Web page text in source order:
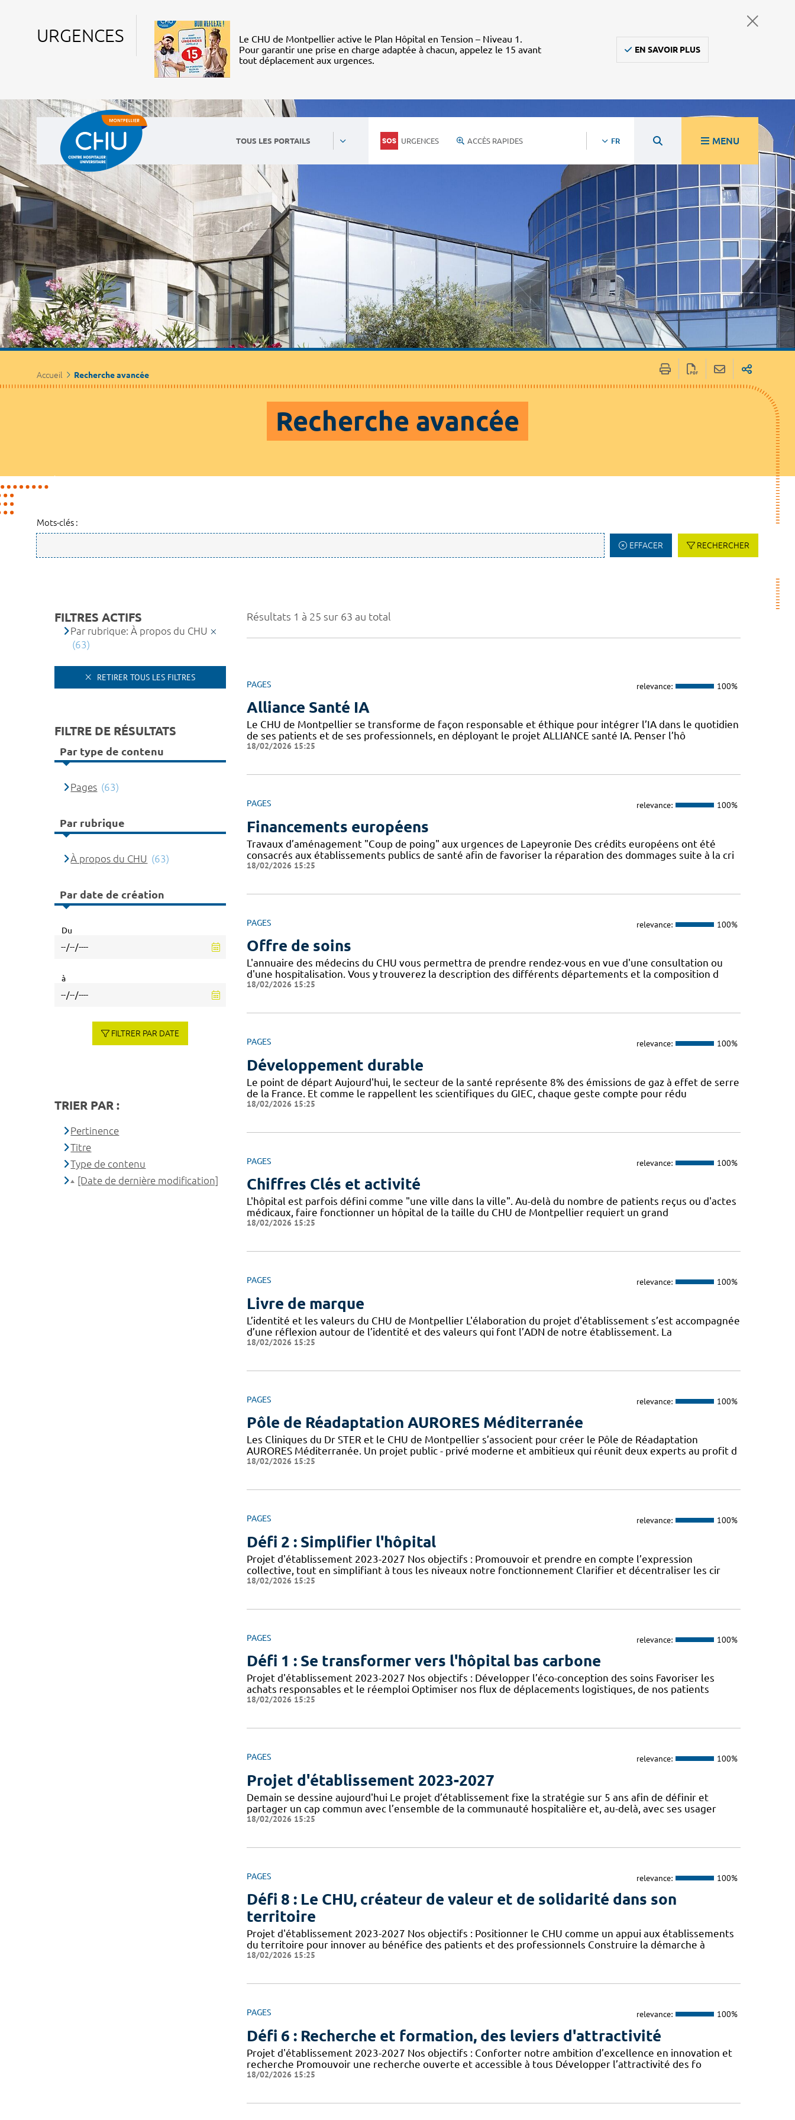
URGENCES
Le CHU de Montpellier active le Plan Hôpital en Tension – Niveau 1.
Pour garantir une prise en charge adaptée à chacun, appelez le 15 avant
tout déplacement aux urgences.
EN SAVOIR PLUS
TOUS LES PORTAILS URGENCES ACCÈS RAPIDES FR MENU
Accueil Recherche avancée
Recherche avancée
Mots-clés :
EFFACER RECHERCHER
Résultats 1 à 25 sur 63 au total
PAGES relevance: 100%
Alliance Santé IA
Le CHU de Montpellier se transforme de façon responsable et éthique pour intégrer l’IA dans le quotidien
de ses patients et de ses professionnels, en déployant le projet ALLIANCE santé IA. Penser l’hô
18/02/2026 15:25
PAGES relevance: 100%
Financements européens
Travaux d’aménagement "Coup de poing" aux urgences de Lapeyronie Des crédits européens ont été
consacrés aux établissements publics de santé afin de favoriser la réparation des dommages suite à la cri
18/02/2026 15:25
PAGES relevance: 100%
Offre de soins
L'annuaire des médecins du CHU vous permettra de prendre rendez-vous en vue d'une consultation ou
d'une hospitalisation. Vous y trouverez la description des différents départements et la composition d
18/02/2026 15:25
PAGES relevance: 100%
Développement durable
Le point de départ Aujourd'hui, le secteur de la santé représente 8% des émissions de gaz à effet de serre
de la France. Et comme le rappellent les scientifiques du GIEC, chaque geste compte pour rédu
18/02/2026 15:25
PAGES relevance: 100%
Chiffres Clés et activité
L'hôpital est parfois défini comme "une ville dans la ville". Au-delà du nombre de patients reçus ou d'actes
médicaux, faire fonctionner un hôpital de la taille du CHU de Montpellier requiert un grand
18/02/2026 15:25
PAGES relevance: 100%
Livre de marque
L’identité et les valeurs du CHU de Montpellier L'élaboration du projet d'établissement s’est accompagnée
d’une réflexion autour de l’identité et des valeurs qui font l’ADN de notre établissement. La
18/02/2026 15:25
PAGES relevance: 100%
Pôle de Réadaptation AURORES Méditerranée
Les Cliniques du Dr STER et le CHU de Montpellier s’associent pour créer le Pôle de Réadaptation
AURORES Méditerranée. Un projet public - privé moderne et ambitieux qui réunit deux experts au profit d
18/02/2026 15:25
PAGES relevance: 100%
Défi 2 : Simplifier l'hôpital
Projet d'établissement 2023-2027 Nos objectifs : Promouvoir et prendre en compte l’expression
collective, tout en simplifiant à tous les niveaux notre fonctionnement Clarifier et décentraliser les cir
18/02/2026 15:25
PAGES relevance: 100%
Défi 1 : Se transformer vers l'hôpital bas carbone
Projet d'établissement 2023-2027 Nos objectifs : Développer l’éco-conception des soins Favoriser les
achats responsables et le réemploi Optimiser nos flux de déplacements logistiques, de nos patients
18/02/2026 15:25
PAGES relevance: 100%
Projet d'établissement 2023-2027
Demain se dessine aujourd'hui Le projet d’établissement fixe la stratégie sur 5 ans afin de définir et
partager un cap commun avec l’ensemble de la communauté hospitalière et, au-delà, avec ses usager
18/02/2026 15:25
PAGES relevance: 100%
Défi 8 : Le CHU, créateur de valeur et de solidarité dans son
territoire
Projet d'établissement 2023-2027 Nos objectifs : Positionner le CHU comme un appui aux établissements
du territoire pour innover au bénéfice des patients et des professionnels Construire la démarche à
18/02/2026 15:25
PAGES relevance: 100%
Défi 6 : Recherche et formation, des leviers d'attractivité
Projet d'établissement 2023-2027 Nos objectifs : Conforter notre ambition d’excellence en innovation et
recherche Promouvoir une recherche ouverte et accessible à tous Développer l’attractivité des fo
18/02/2026 15:25
FILTRES ACTIFS
Par rubrique: À propos du CHU
(63)
RETIRER TOUS LES FILTRES
FILTRE DE RÉSULTATS
Par type de contenu
Pages (63)
Par rubrique
À propos du CHU (63)
Par date de création
Du
à
FILTRER PAR DATE
TRIER PAR :
Pertinence
Titre
Type de contenu
[Date de dernière modification]